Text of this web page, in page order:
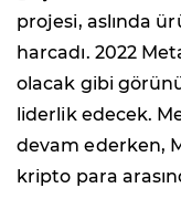
projesi, aslında
harcadı. 2022
olacak gibi
liderlik edecek.
devam ederken,
kripto para